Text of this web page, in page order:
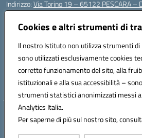
Cookies e altri strumenti di
Il nostro Istituto non utilizza strumenti
sono utilizzati esclusivamente cookies
corretto funzionamento del sito, alla
istituzionali e alla sua accessibilità –
strumenti statistici anonimizzati messi a
Analytics Italia.
Per saperne di più sul nostro sito,
Indirizzo:Via Torino 19 – 65122 PESCARA
Centralino:
Posta elettronica certificata (PEC):
Codice fiscale: 91117430685
Codice meccanografico:PEIC835007
Codice Indice delle Pubbliche
Codice unico di fatturazione (CUF): UFOT6R
Hosting & Powered by 3D
Concept & Design by